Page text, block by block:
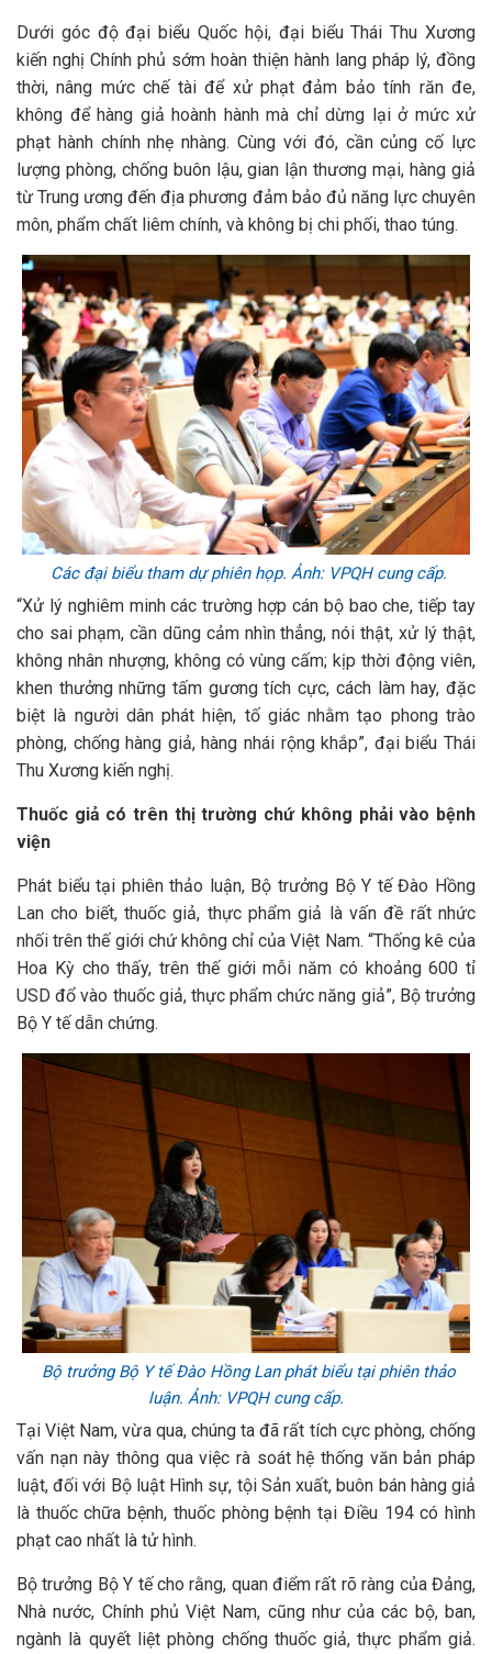
Dưới góc độ đại biểu Quốc hội, đại biểu Thái Thu Xương
kiến nghị Chính phủ sớm hoàn thiện hành lang pháp lý, đồng
thời, nâng mức chế tài để xử phạt đảm bảo tính răn đe,
không để hàng giả hoành hành mà chỉ dừng lại ở mức xử
phạt hành chính nhẹ nhàng. Cùng với đó, cần củng cố lực
lượng phòng, chống buôn lậu, gian lận thương mại, hàng giả
từ Trung ương đến địa phương đảm bảo đủ năng lực chuyên
môn, phẩm chất liêm chính, và không bị chi phối, thao túng.
Các đại biểu tham dự phiên họp. Ảnh: VPQH cung cấp.
“Xử lý nghiêm minh các trường hợp cán bộ bao che, tiếp tay
cho sai phạm, cần dũng cảm nhìn thẳng, nói thật, xử lý thật,
không nhân nhượng, không có vùng cấm; kịp thời động viên,
khen thưởng những tấm gương tích cực, cách làm hay, đặc
biệt là người dân phát hiện, tố giác nhằm tạo phong trào
phòng, chống hàng giả, hàng nhái rộng khắp”, đại biểu Thái
Thu Xương kiến nghị.
Thuốc giả có trên thị trường chứ không phải vào bệnh
viện
Phát biểu tại phiên thảo luận, Bộ trưởng Bộ Y tế Đào Hồng
Lan cho biết, thuốc giả, thực phẩm giả là vấn đề rất nhức
nhối trên thế giới chứ không chỉ của Việt Nam. “Thống kê của
Hoa Kỳ cho thấy, trên thế giới mỗi năm có khoảng 600 tỉ
USD đổ vào thuốc giả, thực phẩm chức năng giả”, Bộ trưởng
Bộ Y tế dẫn chứng.
Bộ trưởng Bộ Y tế Đào Hồng Lan phát biểu tại phiên thảo
luận. Ảnh: VPQH cung cấp.
Tại Việt Nam, vừa qua, chúng ta đã rất tích cực phòng, chống
vấn nạn này thông qua việc rà soát hệ thống văn bản pháp
luật, đối với Bộ luật Hình sự, tội Sản xuất, buôn bán hàng giả
là thuốc chữa bệnh, thuốc phòng bệnh tại Điều 194 có hình
phạt cao nhất là tử hình.
Bộ trưởng Bộ Y tế cho rằng, quan điểm rất rõ ràng của Đảng,
Nhà nước, Chính phủ Việt Nam, cũng như của các bộ, ban,
ngành là quyết liệt phòng chống thuốc giả, thực phẩm giả.